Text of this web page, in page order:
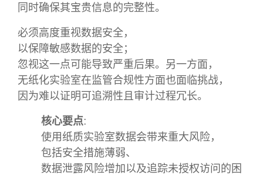
同时确保其宝贵信息的完整性。
必须高度重视数据安全，
以保障敏感数据的安全；
忽视这一点可能导致严重后果。另一方面，
无纸化实验室在监管合规性方面也面临挑战，
因为难以证明可追溯性且审计过程冗长。
核心要点:
使用纸质实验室数据会带来重大风险，
包括安全措施薄弱、
数据泄露风险增加以及追踪未授权访问的困